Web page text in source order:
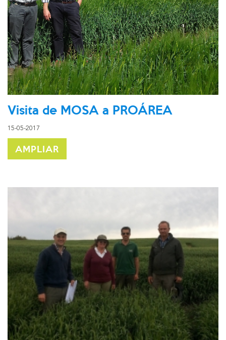
Visita de MOSA a PROÁREA
15-05-2017
AMPLIAR